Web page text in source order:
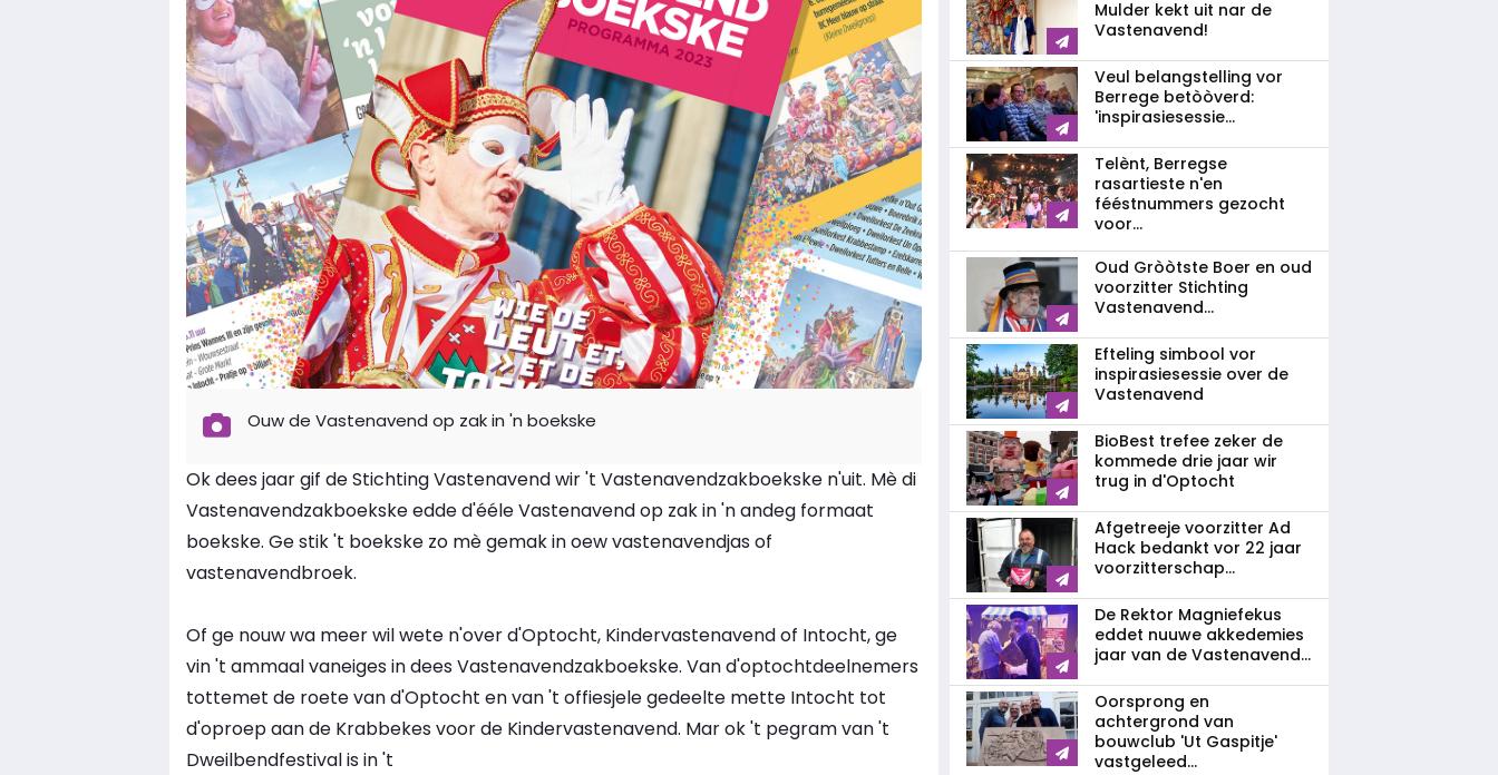
Ouw de Vastenavend op zak in 'n boekske
Ok dees jaar gif de Stichting Vastenavend wir 't Vastenavendzakboekske n'uit. Mè di
Vastenavendzakboekske edde d'ééle Vastenavend op zak in 'n andeg formaat
boekske. Ge stik 't boekske zo mè gemak in oew vastenavendjas of
vastenavendbroek.
Of ge nouw wa meer wil wete n'over d'Optocht, Kindervastenavend of Intocht, ge
vin 't ammaal vaneiges in dees Vastenavendzakboekske. Van d'optocht­deelnemers
tottemet de roete van d'Optocht en van 't offiesjele gedeelte mette Intocht tot
d'oproep aan de Krabbekes voor de Kindervastenavend. Mar ok 't pegram van 't
Dweilbendfestival is in 't
Mulder kekt uit nar de
Vastenavend!
Veul belangstelling vor
Berrege betòòverd:
'inspirasiesessie...
Telènt, Berregse
rasartieste n'en
fééstnummers gezocht
voor...
Oud Gròòtste Boer en oud
voorzitter Stichting
Vastenavend...
Efteling simbool vor
inspirasiesessie over de
Vastenavend
BioBest trefee zeker de
kommede drie jaar wir
trug in d'Optocht
Afgetreeje voorzitter Ad
Hack bedankt vor 22 jaar
voorzitterschap...
De Rektor Magniefekus
eddet nuuwe akkedemies
jaar van de Vastenavend...
Oorsprong en
achtergrond van
bouwclub 'Ut Gaspitje'
vastgeleed...